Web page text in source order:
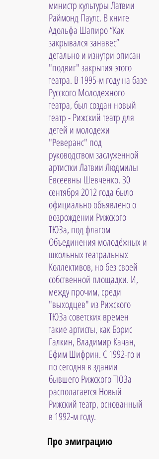
министр культуры Латвии
Раймонд Паулс. В книге
Адольфа Шапиро “Как
закрывался занавес”
детально и изнутри описан
"подвиг" закрытия этого
театра. В 1995-м году на базе
Русского Молодежного
театра, был создан новый
театр - Рижский театр для
детей и молодежи
"Реверанс" под
руководством заслуженной
артистки Латвии Людмилы
Евсеевны Шевченко. 30
сентября 2012 года было
официально объявлено о
возрождении Рижского
ТЮЗа, под флагом
Объединения молодёжных и
школьных театральных
Коллективов, но без своей
собственной площадки. И,
между прочим, среди
"выходцев" из Рижского
ТЮЗа советских времен
такие артисты, как Борис
Галкин, Владимир Качан,
Ефим Шифрин. С 1992-го и
по сегодня в здании
бывшего Рижского ТЮЗа
располагается Новый
Рижский театр, основанный
в 1992-м году.
Про эмиграцию